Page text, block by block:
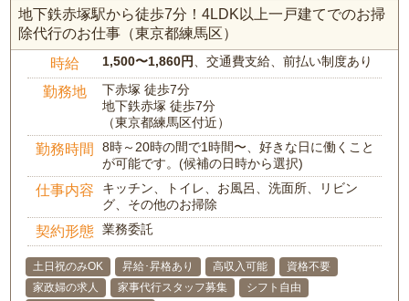
地下鉄赤塚駅から徒歩7分！4LDK以上一戸建てでのお掃
除代行のお仕事（東京都練馬区）
時給 1,500〜1,860円、交通費支給、前払い制度あり
勤務地
下赤塚 徒歩7分
地下鉄赤塚 徒歩7分
（東京都練馬区付近）
勤務時間
8時～20時の間で1時間〜、好きな日に働くこと
が可能です。(候補の日時から選択)
仕事内容
キッチン、トイレ、お風呂、洗面所、リビン
グ、その他のお掃除
契約形態 業務委託
土日祝のみOK 昇給･昇格あり 高収入可能
資格不要
家政婦の求人
家事代行スタッフ募集
シフト自由